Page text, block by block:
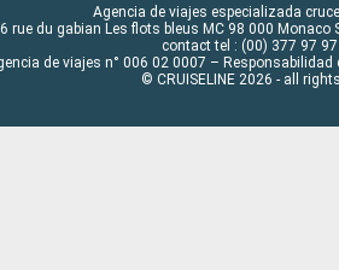
Agencia de viajes especializada
rue du gabian Les flots bleus MC 98 000 Monaco
contact tel : (00) 377 97
de viajes n° 006 02 0007 – Responsabilidad
© CRUISELINE 2026 - all